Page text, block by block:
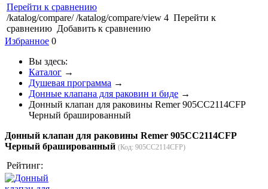
Перейти к сравнению
/katalog/compare/ /katalog/compare/view 4 Перейти к
сравнению Добавить к сравнению
Избранное 0
Вы здесь:
Каталог →
Душевая программа →
Донные клапана для раковин и биде →
Донный клапан для раковины Remer 905CC2114CFP
Черный брашированный
Донный клапан для раковины Remer 905CC2114CFP
Черный брашированный (Код: 905CC2114CFP)
Рейтинг: